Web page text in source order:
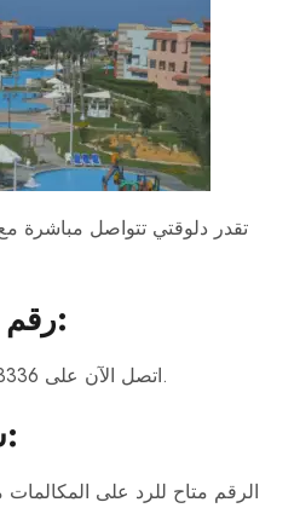
تقدر دلوقتي تتواصل مباشرة
رقم الحجز المباشر:
اتصل الآن على 01110263336 و.
سهولة التواصل: